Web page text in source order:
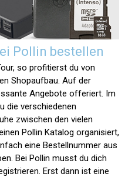
Pollin bestellen
so profitierst du von
Shopaufbau. Auf der
Angebote offeriert. Im
die verschiedenen
zwischen den vielen
Pollin Katalog organisiert,
eine Bestellnummer aus
Bei Pollin musst du dich
Erst dann ist eine